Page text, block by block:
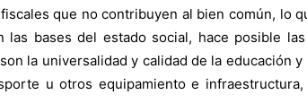
que no contribuyen al bien común, lo
bases del estado social, hace posible
la universalidad y calidad de la educación
u otros equipamiento e